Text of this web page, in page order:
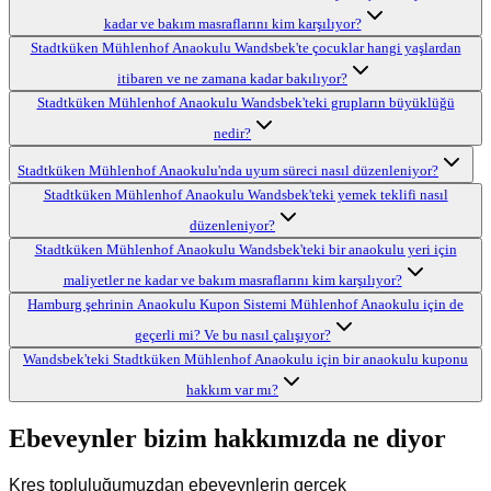
kadar ve bakım masraflarını kim karşılıyor?
Stadtküken Mühlenhof Anaokulu Wandsbek'te çocuklar hangi yaşlardan
itibaren ve ne zamana kadar bakılıyor?
Stadtküken Mühlenhof Anaokulu Wandsbek'teki grupların büyüklüğü
nedir?
Stadtküken Mühlenhof Anaokulu'nda uyum süreci nasıl düzenleniyor?
Stadtküken Mühlenhof Anaokulu Wandsbek'teki yemek teklifi nasıl
düzenleniyor?
Stadtküken Mühlenhof Anaokulu Wandsbek'teki bir anaokulu yeri için
maliyetler ne kadar ve bakım masraflarını kim karşılıyor?
Hamburg şehrinin Anaokulu Kupon Sistemi Mühlenhof Anaokulu için de
geçerli mi? Ve bu nasıl çalışıyor?
Wandsbek'teki Stadtküken Mühlenhof Anaokulu için bir anaokulu kuponu
hakkım var mı?
Ebeveynler bizim hakkımızda ne diyor
Kreş topluluğumuzdan ebeveynlerin gerçek